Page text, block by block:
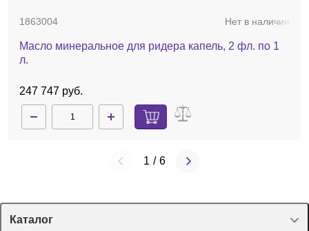
1863004 Нет в наличии
Масло минеральное для ридера капель, 2 фл. по 1
л.
247 747 руб.
1 / 6
Каталог